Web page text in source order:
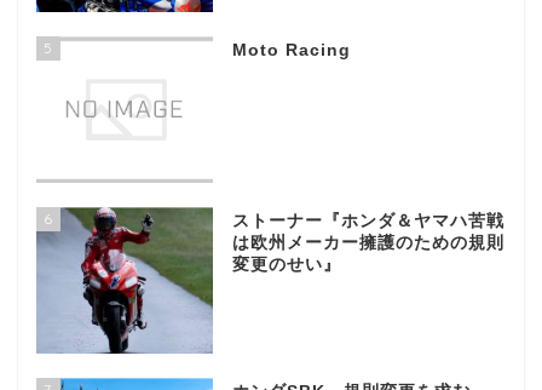
5 Moto Racing
6
ストーナー『ホンダ＆ヤマハ苦戦
は欧州メーカー擁護のための規則
変更のせい』